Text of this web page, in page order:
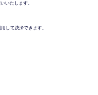
いたします。
して決済できます。